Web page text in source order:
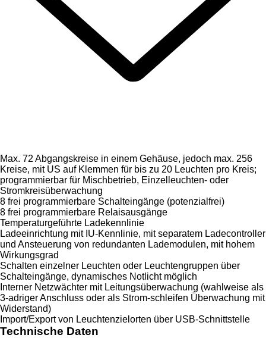
Max. 72 Abgangskreise in einem Gehäuse, jedoch max. 256
Kreise, mit US auf Klemmen für bis zu 20 Leuchten pro Kreis;
programmierbar für Mischbetrieb, Einzelleuchten- oder
Stromkreisüberwachung
8 frei programmierbare Schalteingänge (potenzialfrei)
8 frei programmierbare Relaisausgänge
Temperaturgeführte Ladekennlinie
Ladeeinrichtung mit IU-Kennlinie, mit separatem Ladecontroller
und Ansteuerung von redundanten Lademodulen, mit hohem
Wirkungsgrad
Schalten einzelner Leuchten oder Leuchtengruppen über
Schalteingänge, dynamisches Notlicht möglich
Interner Netzwächter mit Leitungsüberwachung (wahlweise als
3-adriger Anschluss oder als Strom-schleifen Überwachung mit
Widerstand)
Import/Export von Leuchtenzielorten über USB-Schnittstelle
Technische Daten